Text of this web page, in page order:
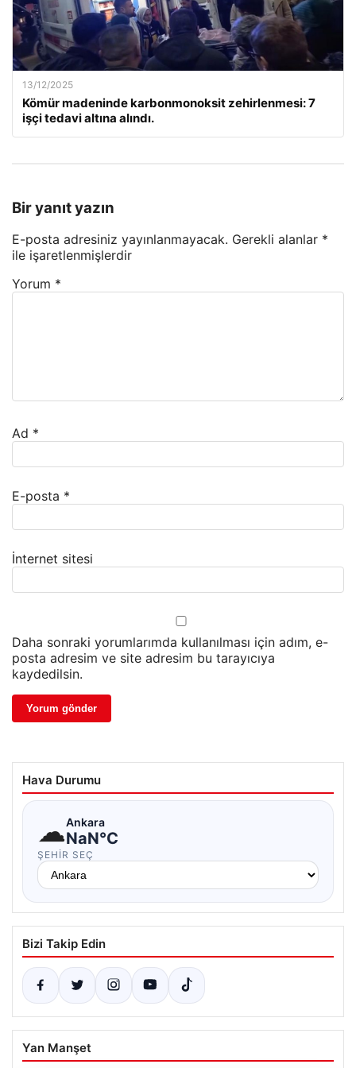
13/12/2025
Kömür madeninde karbonmonoksit zehirlenmesi: 7
işçi tedavi altına alındı.
Bir yanıt yazın
E-posta adresiniz yayınlanmayacak. Gerekli alanlar *
ile işaretlenmişlerdir
Yorum *
Ad *
E-posta *
İnternet sitesi
Daha sonraki yorumlarımda kullanılması için adım, e-
posta adresim ve site adresim bu tarayıcıya
kaydedilsin.
Hava Durumu
☁Ankara
NaN°C
ŞEHIR SEÇ
Bizi Takip Edin
Yan Manşet